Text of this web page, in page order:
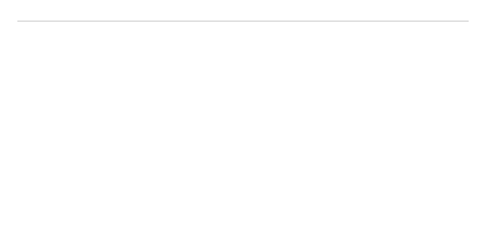
државотворната мисла на македонскиот народ. Затоа